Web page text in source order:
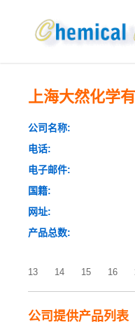
上海大然化学
公司名称:
电话:
电子邮件:
国籍:
网址:
产品总数:
13 14 15 16
公司提供产品列表